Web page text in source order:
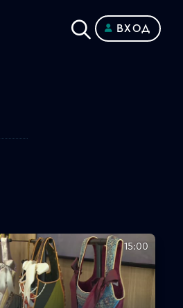
ВХОД
15:00